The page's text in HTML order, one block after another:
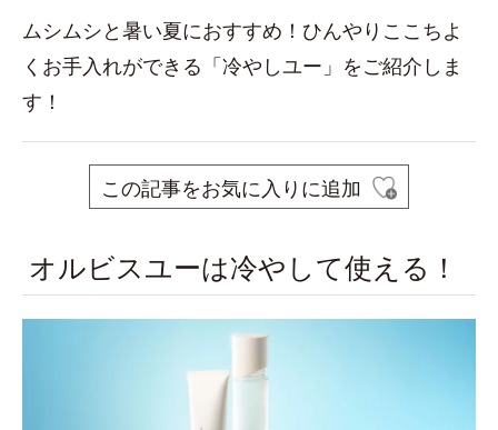
ムシムシと暑い夏におすすめ！ひんやりここちよ
くお手入れができる「冷やしユー」をご紹介しま
す！
この記事をお気に入りに追加
オルビスユーは冷やして使える！